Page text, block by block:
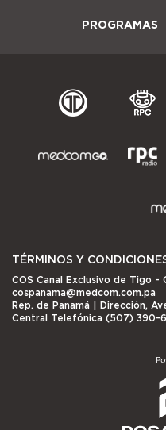
PROGRAMAS
TÉRMINOS Y
COS Canal Exclusivo de Tigo -
cospanama@medcom.com.pa
Rep. de Panamá | Dirección,
Central Telefónica (507) 390-